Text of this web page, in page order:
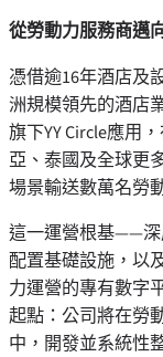
從勞動力服務商邁
憑借逾16年酒店及
洲規模領先的酒店
旗下YY Circle應用
亞、泰國及全球更
場景輸送數萬名勞
這一運營根基——深
配置基礎設施，以
力運營的專有數字
起點：公司將在勞
中，開發並系統性